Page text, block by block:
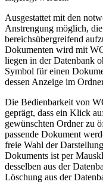
Ausgestattet mit den
Anstrengung möglich,
bereichsübergreifend
Dokumenten wird mit
liegen in der Datenbank
Symbol für einen
dessen Anzeige im
Die Bedienbarkeit von
geprägt, dass ein Klick
gewünschten Ordner zu
passende Dokument
freie Wahl der
Dokuments ist per
desselben aus der
Löschung aus der